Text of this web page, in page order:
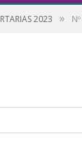
2023 »